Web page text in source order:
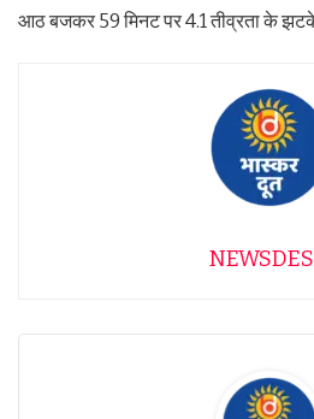
आठ बजकर 59 मिनट पर 4.1 तीव्रता के